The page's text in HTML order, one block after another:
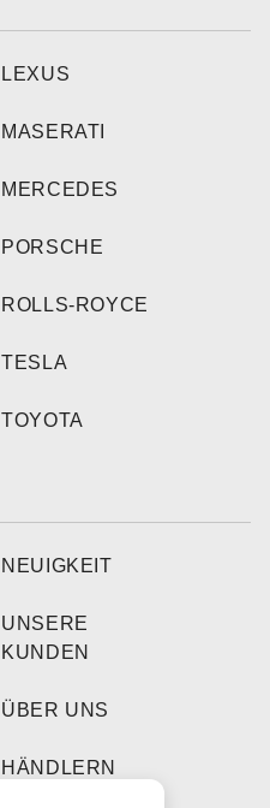
LEXUS
MASERATI
MERCEDES
PORSCHE
ROLLS-ROYCE
TESLA
TOYOTA
NEUIGKEIT
UNSERE
KUNDEN
ÜBER UNS
HÄNDLERN